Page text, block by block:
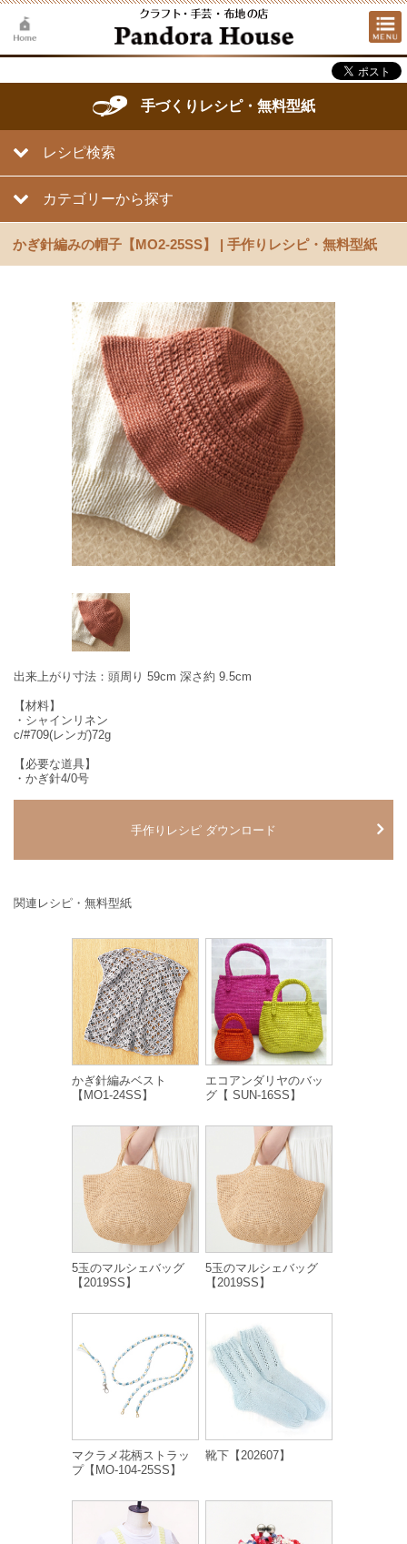
手づくりレシピ・無料型紙
レシピ検索
カテゴリーから探す
かぎ針編みの帽子【MO2-25SS】 | 手作りレシピ・無料型紙
出来上がり寸法：頭周り 59cm 深さ約 9.5cm
【材料】
・シャインリネン
c/#709(レンガ)72g
【必要な道具】
・かぎ針4/0号
手作りレシピ ダウンロード
関連レシピ・無料型紙
かぎ針編みベスト
【MO1-24SS】
エコアンダリヤのバッ
グ【 SUN-16SS】
5玉のマルシェバッグ
【2019SS】
5玉のマルシェバッグ
【2019SS】
マクラメ花柄ストラッ
プ【MO-104-25SS】
靴下【202607】